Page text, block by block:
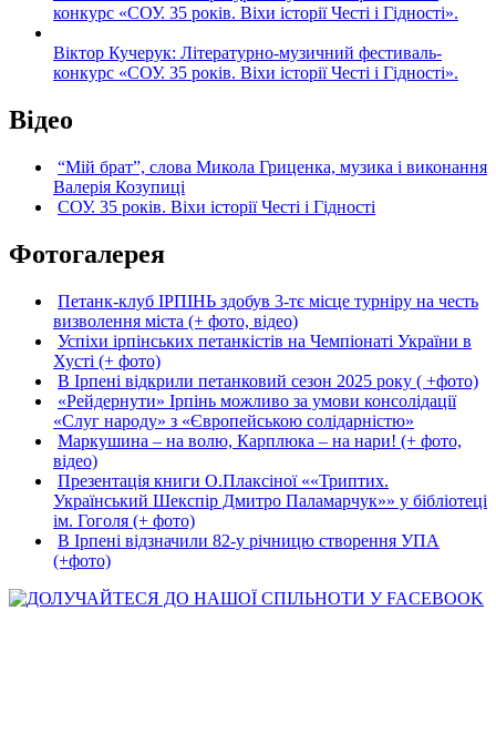
конкурс «СОУ. 35 років. Віхи історії Честі і Гідності».
Віктор Кучерук: Літературно-музичний фестиваль-
конкурс «СОУ. 35 років. Віхи історії Честі і Гідності».
Відео
“Мій брат”, слова Микола Гриценка, музика і виконання
Валерія Козупиці
СОУ. 35 років. Віхи історії Честі і Гідності
Фотогалерея
Петанк-клуб ІРПІНЬ здобув 3-тє місце турніру на честь
визволення міста (+ фото, відео)
Успіхи ірпінських петанкістів на Чемпіонаті України в
Хусті (+ фото)
В Ірпені відкрили петанковий сезон 2025 року ( +фото)
«Рейдернути» Ірпінь можливо за умови консолідації
«Слуг народу» з «Європейською солідарністю»
Маркушина – на волю, Карплюка – на нари! (+ фото,
відео)
Презентація книги О.Плаксіної ««Триптих.
Український Шекспір Дмитро Паламарчук»» у бібліотеці
ім. Гоголя (+ фото)
В Ірпені відзначили 82-у річницю створення УПА
(+фото)